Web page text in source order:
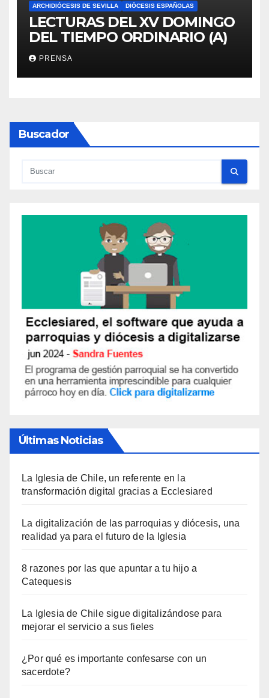
ARCHIDIÓCESIS DE SEVILLA DIÓCESIS ESPAÑOLAS
LECTURAS DEL XV DOMINGO
DEL TIEMPO ORDINARIO (A)
PRENSA
Buscador
Últimas Noticias
La Iglesia de Chile, un referente en la
transformación digital gracias a Ecclesiared
La digitalización de las parroquias y diócesis, una
realidad ya para el futuro de la Iglesia
8 razones por las que apuntar a tu hijo a
Catequesis
La Iglesia de Chile sigue digitalizándose para
mejorar el servicio a sus fieles
¿Por qué es importante confesarse con un
sacerdote?